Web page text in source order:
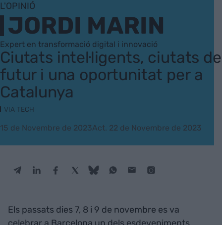
L'OPINIÓ
JORDI MARIN
Expert en transformació digital i innovació
Ciutats intel·ligents, ciutats de
futur i una oportunitat per a
Catalunya
VIA TECH
15 de Novembre de 2023Act. 22 de Novembre de 2023
Els passats dies 7, 8 i 9 de novembre es va